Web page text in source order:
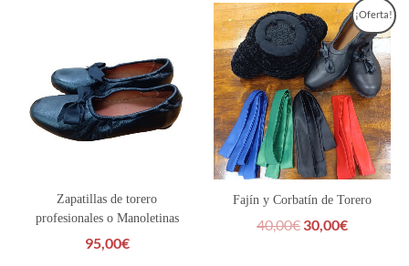
Zapatillas de torero
profesionales o Manoletinas
95,00€
¡Oferta!
Fajín y Corbatín de Torero
40,00€
El
precio
original
era:
40,00€.
30,00€
El
precio
actual
es:
30,00€.